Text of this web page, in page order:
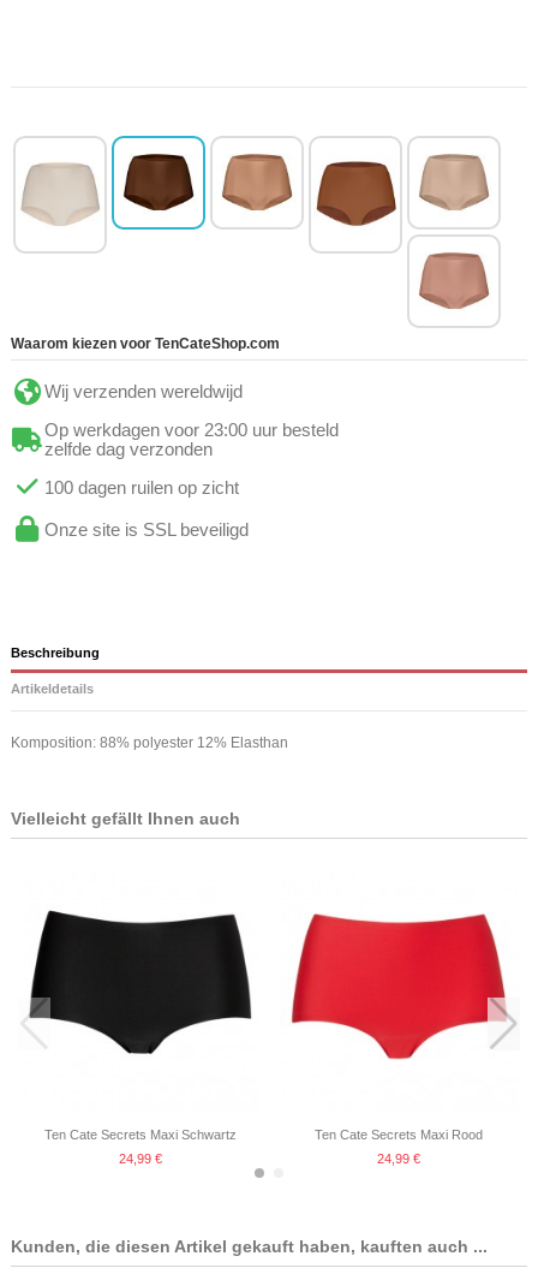
Waarom kiezen voor TenCateShop.com
Wij verzenden wereldwijd
Op werkdagen voor 23:00 uur besteld
zelfde dag verzonden
100 dagen ruilen op zicht
Onze site is SSL beveiligd
Beschreibung
Artikeldetails
Komposition: 88% polyester 12% Elasthan
Vielleicht gefällt Ihnen auch
Ten Cate Secrets Maxi Schwartz
24,99 €
Ten Cate Secrets Maxi Rood
24,99 €
Kunden, die diesen Artikel gekauft haben, kauften auch ...